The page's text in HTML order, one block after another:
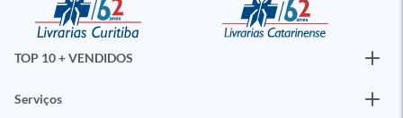
TOP 10 + VENDIDOS
Serviços